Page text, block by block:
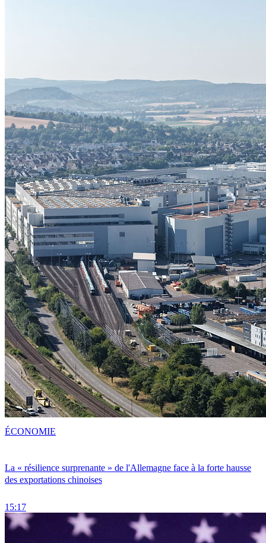
La « résilience surprenante » de l'Allemagne face à la forte hausse
des exportations chinoises
15:17
ÉCONOMIE